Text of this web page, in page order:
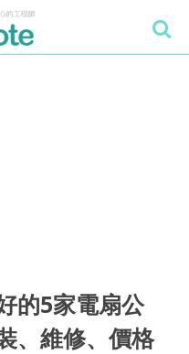
的5家電扇公
、維修、價格